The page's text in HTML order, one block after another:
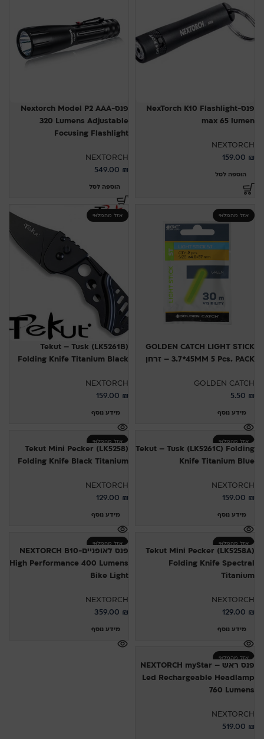
פנס-NexTorch K10 Flashlight
max 65 lumen
NEXTORCH
159.00 ₪
הוספה לסל
פנס-Nextorch Model P2 AAA
320 Lumens Adjustable
Focusing Flashlight
NEXTORCH
549.00 ₪
הוספה לסל
אזל מהמלאי
GOLDEN CATCH LIGHT STICK
3.7*45MM 5 Pcs. PACK – זרחן
GOLDEN CATCH
5.50 ₪
מידע נוסף
אזל מהמלאי
Tekut – Tusk (LK5261B)
Folding Knife Titanium Black
NEXTORCH
159.00 ₪
מידע נוסף
אזל מהמלאי
Tekut – Tusk (LK5261C) Folding
Knife Titanium Blue
NEXTORCH
159.00 ₪
מידע נוסף
אזל מהמלאי
Tekut Mini Pecker (LK5258)
Folding Knife Black Titanium
NEXTORCH
129.00 ₪
מידע נוסף
אזל מהמלאי
Tekut Mini Pecker (LK5258A)
Folding Knife Spectral
Titanium
NEXTORCH
129.00 ₪
מידע נוסף
אזל מהמלאי
פנס לאופניים-NEXTORCH B10
High Performance 400 Lumens
Bike Light
NEXTORCH
359.00 ₪
מידע נוסף
אזל מהמלאי
פנס ראש – NEXTORCH myStar
Led Rechargeable Headlamp
760 Lumens
NEXTORCH
519.00 ₪